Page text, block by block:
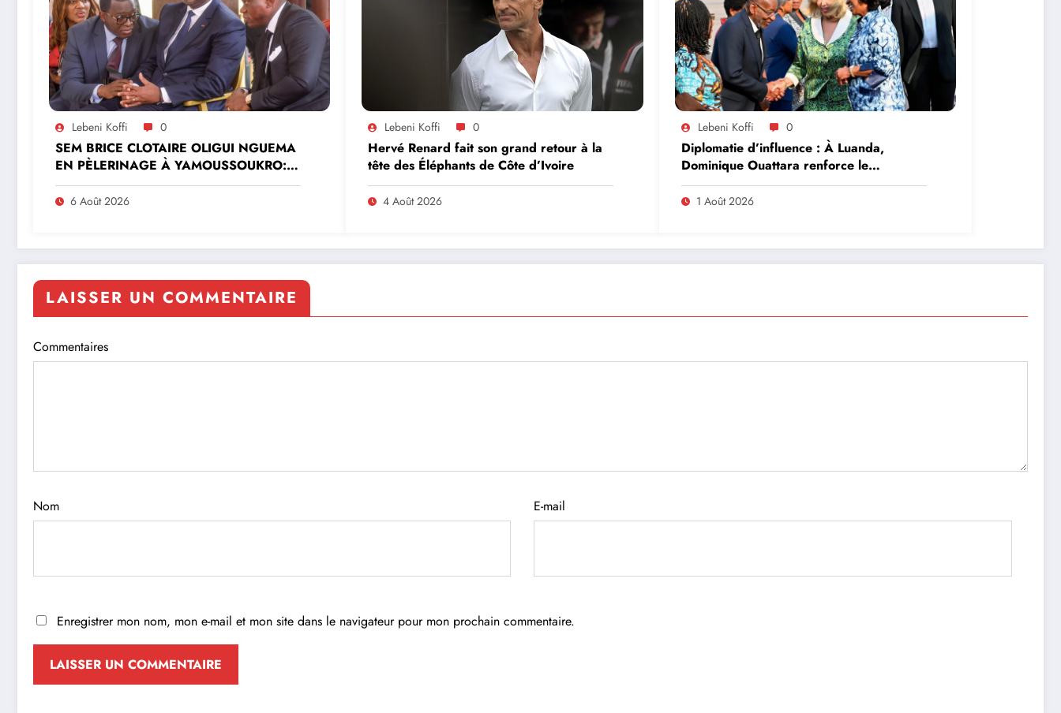
Lebeni Koffi 0
SEM BRICE CLOTAIRE OLIGUI NGUEMA
EN PÈLERINAGE À YAMOUSSOUKRO:LE
MINISTRE PAULIN CLAUDE DANHO
PREND PART À LA CÉRÉMONIE
6 Août 2026
Lebeni Koffi 0
Hervé Renard fait son grand retour à la
tête des Éléphants de Côte d’Ivoire
4 Août 2026
Lebeni Koffi 0
Diplomatie d’influence : À Luanda,
Dominique Ouattara renforce le
leadership solidaire de la Côte d’Ivoire
en Afrique
1 Août 2026
LAISSER UN COMMENTAIRE
Commentaires
Nom E-mail
Enregistrer mon nom, mon e-mail et mon site dans le navigateur pour mon prochain commentaire.